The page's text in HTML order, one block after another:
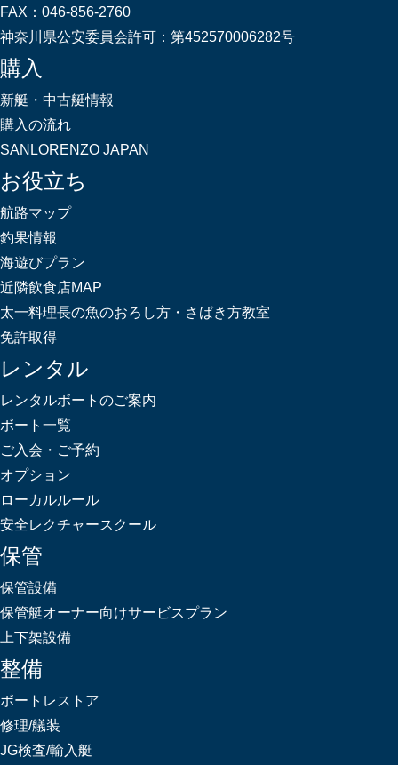
FAX： 046-856-2760
神奈川県公安委員会許可： 第452570006282号
購入
新艇・中古艇情報
購入の流れ
SANLORENZO JAPAN
お役立ち
航路マップ
釣果情報
海遊びプラン
近隣飲食店MAP
太一料理長の魚のおろし方・さばき方教室
免許取得
レンタル
レンタルボートのご案内
ボート一覧
ご入会・ご予約
オプション
ローカルルール
安全レクチャースクール
保管
保管設備
保管艇オーナー向けサービスプラン
上下架設備
整備
ボートレストア
修理/艤装
JG検査/輸入艇